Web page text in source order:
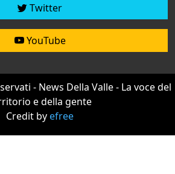
Twitter
YouTube
- News Della Valle - La voce del
e della gente
Credit byefree